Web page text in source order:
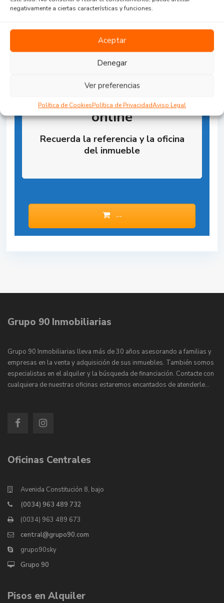
negativamente a ciertas características y funciones.
Aceptar
Denegar
Ver preferencias
Política de CookiesPolítica de PrivacidadAviso Legal
Reserva la Propiedad
online
Recuerda la referencia y la oficina
del inmueble
--
Grupo 90 Inmobiliarias
Grupo 90 Inmobiliarias lleva más de 30 años asesorando a familias y
empresas en la venta y adquisición de sus inmuebles. También somos
especialistas en el alquiler y la búsqueda de financiación. Contacte con
cualquiera de nuestras oficinas estaremos encantados de atenderle…
Oficinas Centrales
Avenida Constitución 8, bajo
(0034) 963 489 732
(0034) 963 489 673
central@grupo90.com
grupo90sky
Grupo 90
Pisos en Alquiler